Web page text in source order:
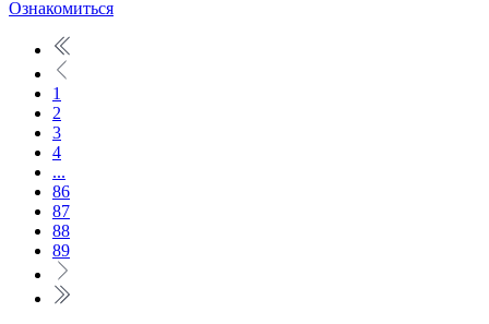
Ознакомиться
1
2
3
4
...
86
87
88
89